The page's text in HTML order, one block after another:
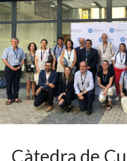
Càtedra de